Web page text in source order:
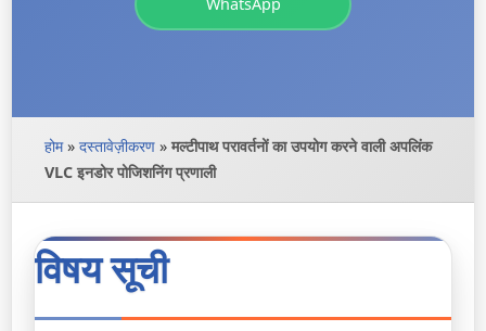
होम» दस्तावेज़ीकरण » मल्टीपाथ परावर्तनों का उपयोग करने वाली अपलिंक
VLC इनडोर पोजिशनिंग प्रणाली
विषय सूची